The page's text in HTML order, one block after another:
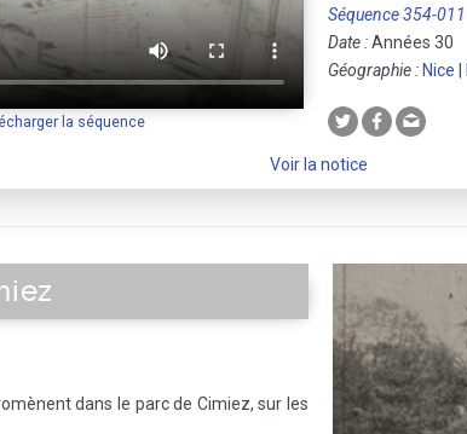
la séquence
Séquence 354-011
Date :Années 30
Géographie : Nice
Voir la notice
dans le parc de Cimiez, sur les